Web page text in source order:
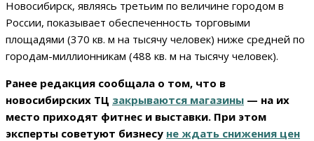
Новосибирск, являясь третьим по величине городом в
России, показывает обеспеченность торговыми
площадями (370 кв. м на тысячу человек) ниже средней по
городам-миллионникам (488 кв. м на тысячу человек).
Ранее редакция сообщала о том, что в
новосибирских ТЦ закрываются магазины — на их
место приходят фитнес и выставки. При этом
эксперты советуют бизнесу не ждать снижения цен